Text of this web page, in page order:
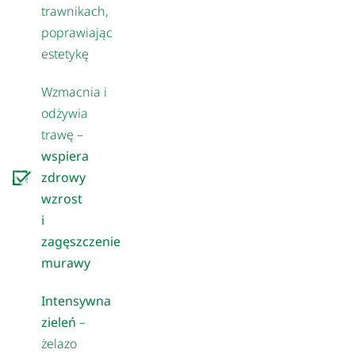
trawnikach,
poprawiając
estetykę
Wzmacnia i
odżywia
trawę –
wspiera
zdrowy
wzrost
i
zagęszczenie
murawy
Intensywna
zieleń–
żelazo